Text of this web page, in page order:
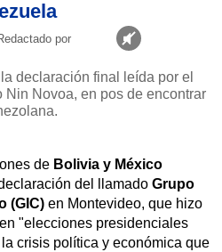
por
declaración final leída por el
Novoa, en pos de encontrar
de Bolivia y México
del llamado Grupo
(GIC) en Montevideo, que hizo
"elecciones presidenciales
crisis política y económica que